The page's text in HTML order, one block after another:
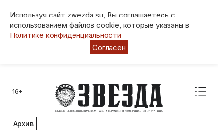
Используя сайт zwezda.su, Вы соглашаетесь с
использованием файлов cookie, которые указаны в
Политике конфиденциальности
Согласен
Главные темы
80 лет Победы
Молодежная столица РФ
16+
Архив